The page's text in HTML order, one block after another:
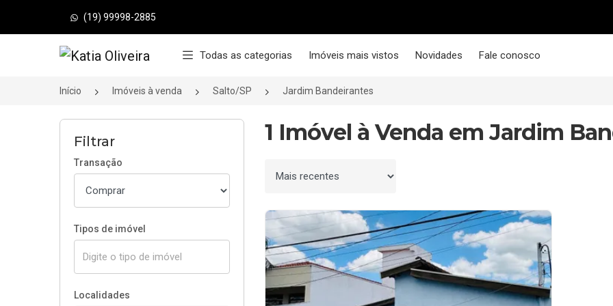
(19) 99998-2885
Página inicial Todas as categorias Imóveis mais vistos Novidades Fale conosco
Início Imóveis à venda Salto/SP Jardim Bandeirantes
Filtrar
Transação
Tipos de imóvel
Localidades
1 Imóvel à Venda em Jardim
Ordenar por